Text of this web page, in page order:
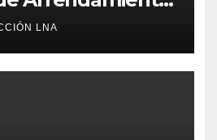
a familias
LNA